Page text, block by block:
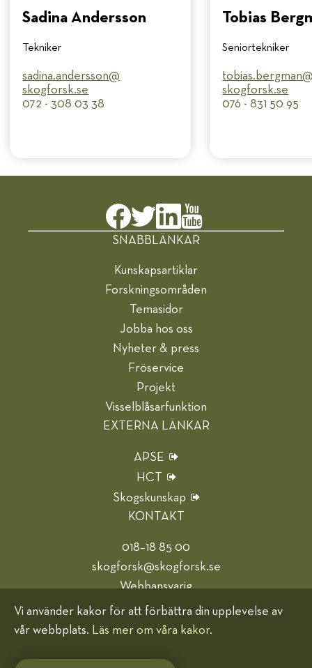
Sadina Andersson
Tekniker
sadina.andersson@​
skogforsk.se
072 - 308 03 38
Tobias
Seniortekniker
skogforsk.se
076 - 831 50 95
SNABBLÄNKAR
Kunskapsartiklar
Forskningsområden
Temasidor
Jobba hos oss
Nyheter & press
Fröservice
Projekt
Visselblåsarfunktion
EXTERNA LÄNKAR
APSE
HCT
Skogskunskap
KONTAKT
018–18 85 00
skogforsk@skogforsk.se
Webbansvarig
Hjälp oss bli bättre
Vi använder kakor för att förbättra din upplevelse av
vår webbplats. Läs mer om våra kakor.